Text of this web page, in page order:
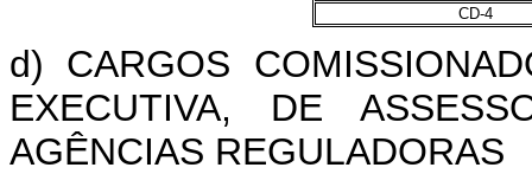
CD-4
d) CARGOS
EXECUTIVA, DE
AGÊNCIAS REGULADORAS